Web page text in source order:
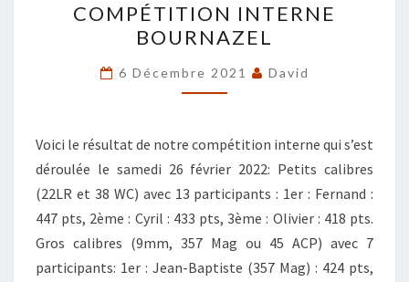
INTERNE
BOURNAZEL
COMPÉTITION INTERNE
BOURNAZEL
6 Décembre 2021 David
Voici le résultat de notre compétition interne qui s’est
déroulée le samedi 26 février 2022: Petits calibres
(22LR et 38 WC) avec 13 participants : 1er : Fernand :
447 pts, 2ème : Cyril : 433 pts, 3ème : Olivier : 418 pts.
Gros calibres (9mm, 357 Mag ou 45 ACP) avec 7
participants: 1er : Jean-Baptiste (357 Mag) : 424 pts,